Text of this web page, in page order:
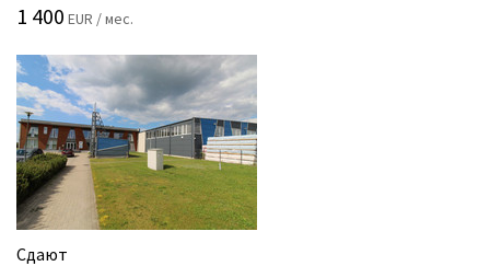
1 400 EUR / мес.
Сдают